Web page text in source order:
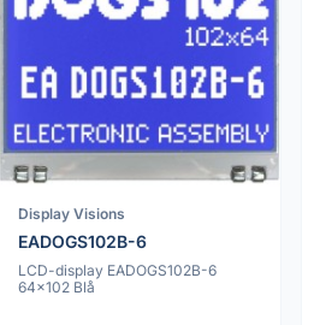
Display Visions
EADOGS102B-6
LCD-display EADOGS102B-6
64x102 Blå